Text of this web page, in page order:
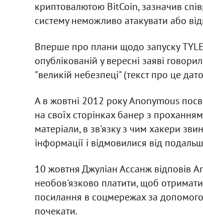
криптовалютою BitCoin, зазначив
систему неможливо атакувати або
Вперше про плани щодо запуску
опублікованій у вересні заяві
"великій небезпеці" (текст про це
А в жовтні 2012 року Anonymous
на своїх сторінках банер з
матеріали, в зв'язку з чим хакери
інформації і відмовилися від
10 жовтня Джуліан Ассанж відповів
необов'язково платити, щоб отримати
посилання в соцмережах за
почекати.